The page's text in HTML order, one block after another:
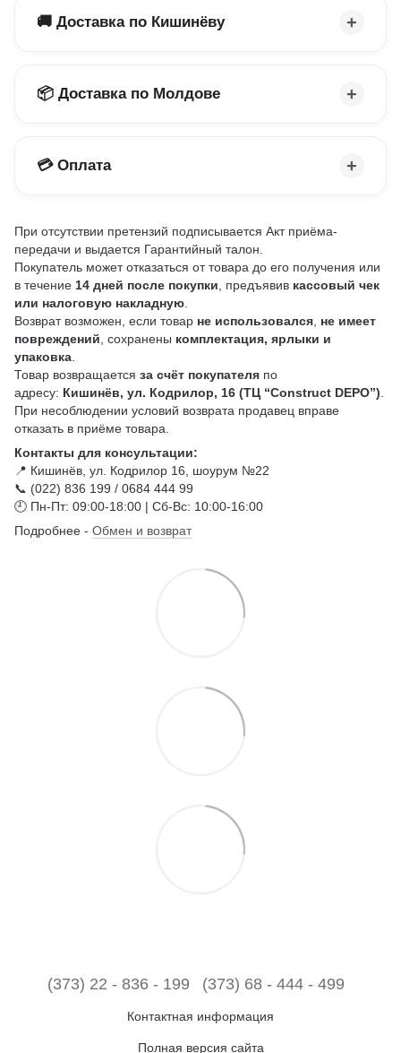
🚚 Доставка по Кишинёву
📦 Доставка по Молдове
💳 Оплата
При отсутствии претензий подписывается Акт приёма-
передачи и выдается Гарантийный талон.
Покупатель может отказаться от товара до его получения или
в течение 14 дней после покупки , предъявив кассовый чек
или налоговую накладную
Возврат возможен, если товар не использовался не имеет
повреждений , сохранены комплектация, ярлыки и
упаковка
Товар возвращается за счёт покупателя по
адресу: Кишинёв, ул. Кодрилор, 16 (ТЦ “Construct DEPO”)
При несоблюдении условий возврата продавец вправе
отказать в приёме товара.
Контакты для консультации:
📍 Кишинёв, ул. Кодрилор 16, шоурум №22
📞 (022) 836 199 / 0684 444 99
🕘 Пн-Пт: 09:00-18:00 | Сб-Вс: 10:00-16:00
Подробнее - Обмен и возврат
(373) 22 - 836 - 199 (373) 68 - 444 - 499
Контактная информация
Полная версия сайта